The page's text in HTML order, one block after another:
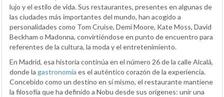
lujo y el estilo de vida. Sus restaurantes, presentes en algunas de
las ciudades más importantes del mundo, han acogido a
personalidades como Tom Cruise, Demi Moore, Kate Moss, David
Beckham o Madonna, convirtiéndose en punto de encuentro para
referentes de la cultura, la moda y el entretenimiento.
En Madrid, esa historia continúa en el número 26 de la calle Alcalá,
donde la gastronomía es el auténtico corazón de la experiencia.
Concebido como un destino en sí mismo, el restaurante mantiene
la filosofía que ha definido a Nobu desde sus orígenes: unir una